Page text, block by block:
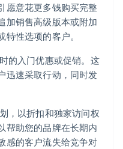
愿意花更多钱购买完整
加销售高级版本或附加
性选项的客户。
的入门优惠或促销。这
迅速采取行动，同时发
，以折扣和独家访问权
帮助您的品牌在长期内
感的客户流失给竞争对